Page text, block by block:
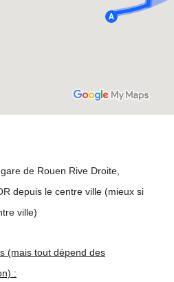
de Rouen Rive Droite,
depuis le centre ville (mieux si
ville)
(mais tout dépend des
: